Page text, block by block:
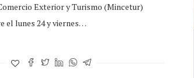
Exterior y Turismo (Mincetur)
el lunes 24 y viernes…